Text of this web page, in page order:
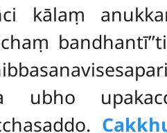
kālaṃ
ubho